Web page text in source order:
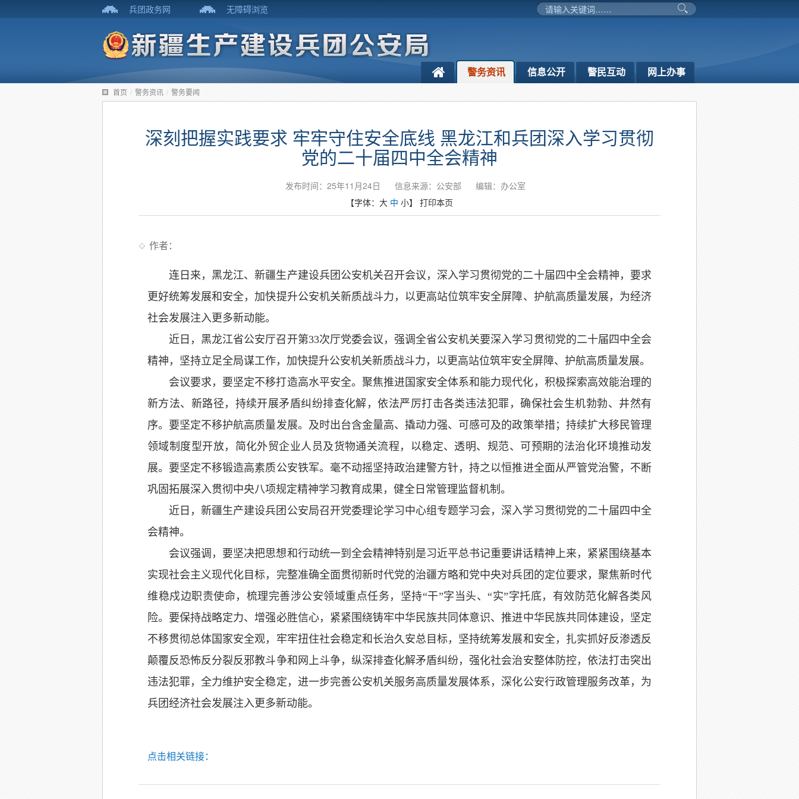
兵团政务网 无障碍浏览
警务资讯 信息公开 警民互动 网上办事
首页 / 警务资讯 / 警务要闻
深刻把握实践要求 牢牢守住安全底线 黑龙江和兵团深入学习贯彻
党的二十届四中全会精神
发布时间：25年11月24日 信息来源：公安部
编辑：办公室
【字体： 大 中 小】 打印本页
作者：
连日来，黑龙江、新疆生产建设兵团公安机关召开会议，深入学习贯彻党的二十届四中全会精神，要求
更好统筹发展和安全，加快提升公安机关新质战斗力，以更高站位筑牢安全屏障、护航高质量发展，为经济
社会发展注入更多新动能。
近日，黑龙江省公安厅召开第33次厅党委会议，强调全省公安机关要深入学习贯彻党的二十届四中全会
精神，坚持立足全局谋工作，加快提升公安机关新质战斗力，以更高站位筑牢安全屏障、护航高质量发展。
会议要求，要坚定不移打造高水平安全。聚焦推进国家安全体系和能力现代化，积极探索高效能治理的
新方法、新路径，持续开展矛盾纠纷排查化解，依法严厉打击各类违法犯罪，确保社会生机勃勃、井然有
序。要坚定不移护航高质量发展。及时出台含金量高、撬动力强、可感可及的政策举措；持续扩大移民管理
领域制度型开放，简化外贸企业人员及货物通关流程，以稳定、透明、规范、可预期的法治化环境推动发
展。要坚定不移锻造高素质公安铁军。毫不动摇坚持政治建警方针，持之以恒推进全面从严管党治警，不断
巩固拓展深入贯彻中央八项规定精神学习教育成果，健全日常管理监督机制。
近日，新疆生产建设兵团公安局召开党委理论学习中心组专题学习会，深入学习贯彻党的二十届四中全
会精神。
会议强调，要坚决把思想和行动统一到全会精神特别是习近平总书记重要讲话精神上来，紧紧围绕基本
实现社会主义现代化目标，完整准确全面贯彻新时代党的治疆方略和党中央对兵团的定位要求，聚焦新时代
维稳戍边职责使命，梳理完善涉公安领域重点任务，坚持“干”字当头、“实”字托底，有效防范化解各类风
险。要保持战略定力、增强必胜信心，紧紧围绕铸牢中华民族共同体意识、推进中华民族共同体建设，坚定
不移贯彻总体国家安全观，牢牢扭住社会稳定和长治久安总目标，坚持统筹发展和安全，扎实抓好反渗透反
颠覆反恐怖反分裂反邪教斗争和网上斗争，纵深排查化解矛盾纠纷，强化社会治安整体防控，依法打击突出
违法犯罪，全力维护安全稳定，进一步完善公安机关服务高质量发展体系，深化公安行政管理服务改革，为
兵团经济社会发展注入更多新动能。
点击相关链接：